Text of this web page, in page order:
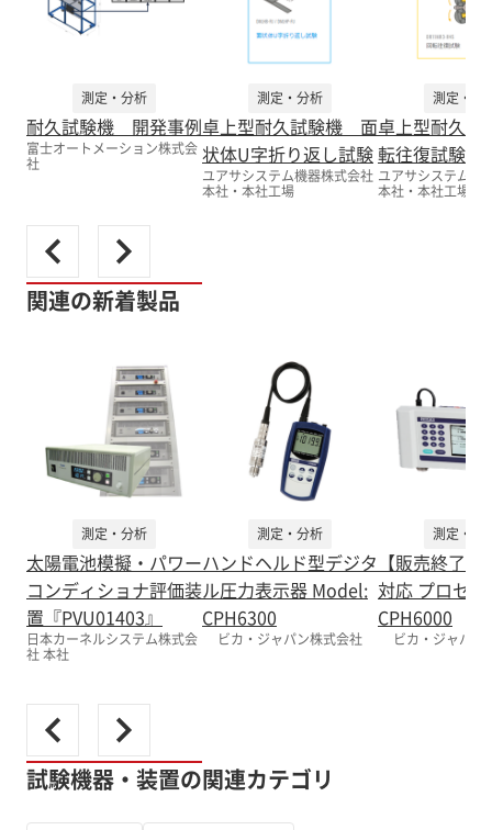
測定・分析
耐久試験機 開発事例
富士オートメーション株式会
社
測定・分析
卓上型耐久試験機 面
状体U字折り返し試験
ユアサシステム機器株式会社
本社・本社工場
測定・分
卓上型耐久
転往復試験
ユアサシステム機
本社・本社工場
関連の新着製品
測定・分析
太陽電池模擬・パワー
コンディショナ評価装
置『PVU01403』
日本カーネルシステム株式会
社 本社
測定・分析
ハンドヘルド型デジタ
ル圧力表示器 Model:
CPH6300
ビカ・ジャパン株式会社
測定・分
【販売終了
対応 プロセ
CPH6000
ビカ・ジャパン
試験機器・装置の関連カテゴリ